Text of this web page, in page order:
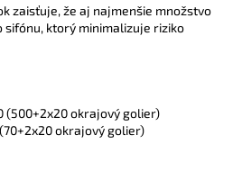
zaisťuje, že aj najmenšie množstvo
sifónu, ktorý minimalizuje riziko
(500+2x20 okrajový golier)
okrajový golier)